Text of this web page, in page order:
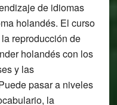
de idiomas
holandés. El curso
reproducción de
holandés con los
y las
pasar a niveles
la